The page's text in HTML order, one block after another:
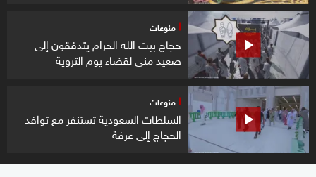
منوعات
حجاج بيت الله الحرام يتدفقون إلى
صعيد منى لقضاء يوم التروية
منوعات
السلطات السعودية تستنفر مع توافد
الحجاج إلى عرفة